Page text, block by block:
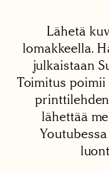
Lähetä
lomakkeella.
julkaistaan
Toimitus poimii
lähettää